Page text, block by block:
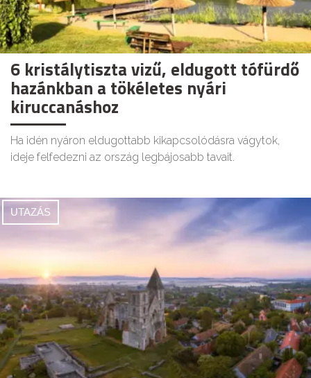
6 kristálytiszta vizű, eldugott tófürdő
hazánkban a tökéletes nyári
kiruccanáshoz
Ha idén nyáron eldugottabb kikapcsolódásra vágytok,
ideje felfedezni az ország legbájosabb tavait.
UTAZÁS